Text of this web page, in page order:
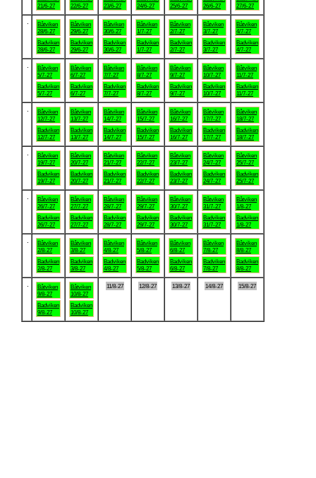
21/6-27
22/6-27
23/6-27
24/6-27
25/6-27
26/6-27
27/6-27
Båtviken
28/6-27
Badviken
28/6-27
Båtviken
29/6-27
Badviken
29/6-27
Båtviken
30/6-27
Badviken
30/6-27
Båtviken
1/7-27
Badviken
1/7-27
Båtviken
2/7-27
Badviken
2/7-27
Båtviken
3/7-27
Badviken
3/7-27
Båtviken
4/7-27
Badviken
4/7-27
Båtviken
5/7-27
Badviken
5/7-27
Båtviken
6/7-27
Badviken
6/7-27
Båtviken
7/7-27
Badviken
7/7-27
Båtviken
8/7-27
Badviken
8/7-27
Båtviken
9/7-27
Badviken
9/7-27
Båtviken
10/7-27
Badviken
10/7-27
Båtviken
11/7-27
Badviken
11/7-27
Båtviken
12/7-27
Badviken
12/7-27
Båtviken
13/7-27
Badviken
13/7-27
Båtviken
14/7-27
Badviken
14/7-27
Båtviken
15/7-27
Badviken
15/7-27
Båtviken
16/7-27
Badviken
16/7-27
Båtviken
17/7-27
Badviken
17/7-27
Båtviken
18/7-27
Badviken
18/7-27
Båtviken
19/7-27
Badviken
19/7-27
Båtviken
20/7-27
Badviken
20/7-27
Båtviken
21/7-27
Badviken
21/7-27
Båtviken
22/7-27
Badviken
22/7-27
Båtviken
23/7-27
Badviken
23/7-27
Båtviken
24/7-27
Badviken
24/7-27
Båtviken
25/7-27
Badviken
25/7-27
Båtviken
26/7-27
Badviken
26/7-27
Båtviken
27/7-27
Badviken
27/7-27
Båtviken
28/7-27
Badviken
28/7-27
Båtviken
29/7-27
Badviken
29/7-27
Båtviken
30/7-27
Badviken
30/7-27
Båtviken
31/7-27
Badviken
31/7-27
Båtviken
1/8-27
Badviken
1/8-27
Båtviken
2/8-27
Badviken
2/8-27
Båtviken
3/8-27
Badviken
3/8-27
Båtviken
4/8-27
Badviken
4/8-27
Båtviken
5/8-27
Badviken
5/8-27
Båtviken
6/8-27
Badviken
6/8-27
Båtviken
7/8-27
Badviken
7/8-27
Båtviken
8/8-27
Badviken
8/8-27
Båtviken
9/8-27
Badviken
9/8-27
Båtviken
10/8-27
Badviken
10/8-27
11/8-27 12/8-27 13/8-27 14/8-27 15/8-27